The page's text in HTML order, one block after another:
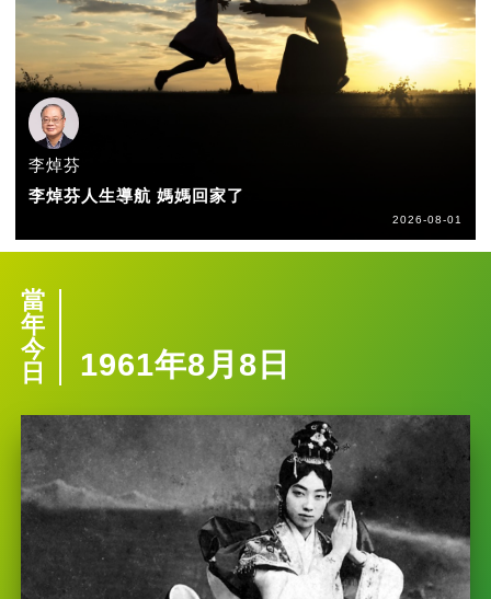
李焯芬
李焯芬人生導航 媽媽回家了
2026-08-01
當
年
今
日
1961年8月8日